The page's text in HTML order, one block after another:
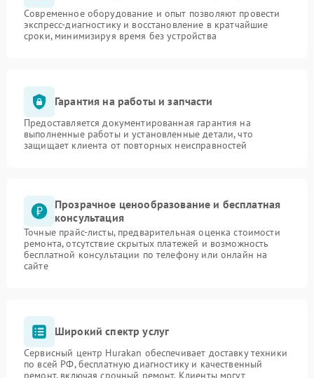
Современное оборудование и опыт позволяют провести
экспресс-диагностику и восстановление в кратчайшие
сроки, минимизируя время без устройства
Гарантия на работы и запчасти
Предоставляется документированная гарантия на
выполненные работы и установленные детали, что
защищает клиента от повторных неисправностей
Прозрачное ценообразование и бесплатная
консультация
Точные прайс-листы, предварительная оценка стоимости
ремонта, отсутствие скрытых платежей и возможность
бесплатной консультации по телефону или онлайн на
сайте
Широкий спектр услуг
Сервисный центр Hurakan обеспечивает доставку техники
по всей РФ, бесплатную диагностику и качественный
ремонт, включая срочный ремонт. Клиенты могут